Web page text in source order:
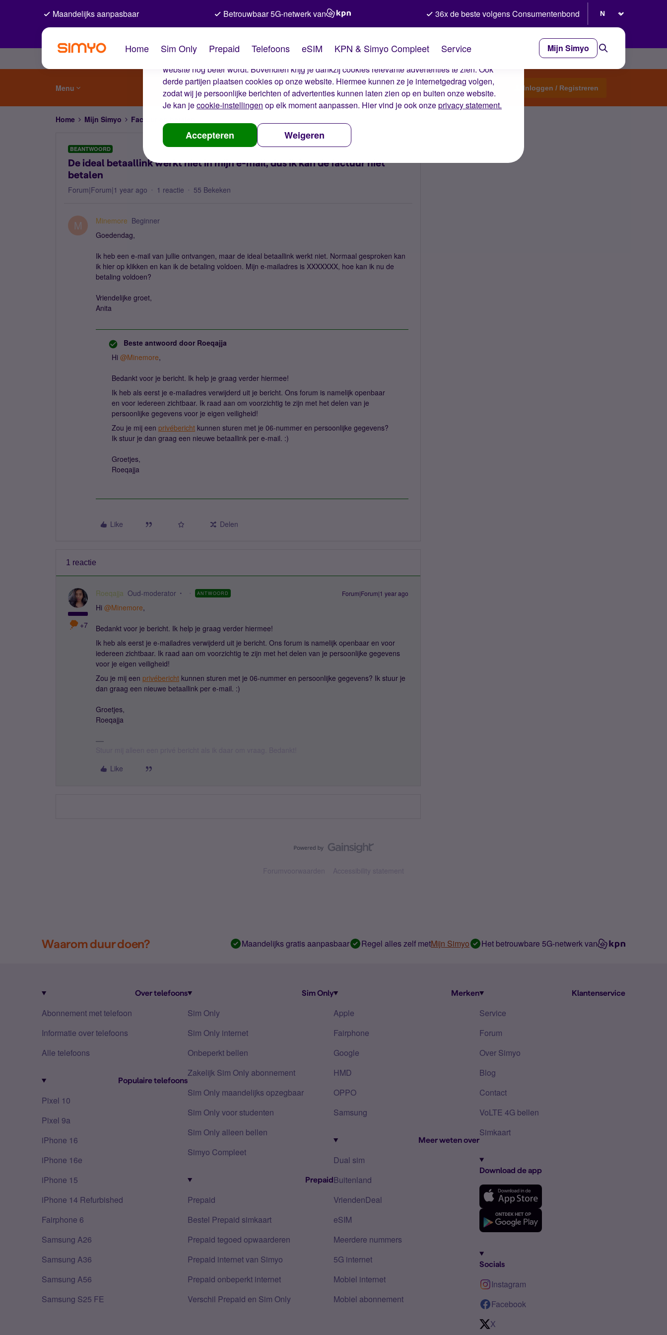
De cookies van Simyo
Wij gebruiken cookies op onze website. Met deze cookies zorgen wij ervoor dat je ervaring op de
website nog beter wordt. Bovendien krijg je dankzij cookies relevante advertenties te zien. Ook
derde partijen plaatsen cookies op onze website. Hiermee kunnen ze je internetgedrag volgen,
zodat wij je persoonlijke berichten of advertenties kunnen laten zien op en buiten onze website.
Je kan jecookie-instellingen op elk moment aanpassen. Hier vind je ook onzeprivacy statement.
Accepteren Weigeren
Maandelijks aanpasbaar Betrouwbaar 5G-netwerk van 36x de beste volgens Consumentenbond
Home Sim Only Prepaid Telefoons eSIM KPN & Simyo Compleet Service Mijn Simyo
Menu Start een topic Inloggen / Registreren
Home Mijn Simyo Factuur en betalen
BEANTWOORD
De ideal betaallink werkt niet in mijn e-mail, dus ik kan de factuur niet
betalen
Forum|Forum|1 year ago 1 reactie 55 Bekeken
M Minemore Beginner
Goedendag,
Ik heb een e-mail van jullie ontvangen, maar de ideal betaallink werkt niet. Normaal gesproken kan
ik hier op klikken en kan ik de betaling voldoen. Mijn e-mailadres is XXXXXXX, hoe kan ik nu de
betaling voldoen?
Vriendelijke groet,
Anita
Beste antwoord door Roeqajja
Hi ​ @Minemore,
Bedankt voor je bericht. Ik help je graag verder hiermee!
Ik heb als eerst je e-mailadres verwijderd uit je bericht. Ons forum is namelijk openbaar
en voor iedereen zichtbaar. Ik raad aan om voorzichtig te zijn met het delen van je
persoonlijke gegevens voor je eigen veiligheid!
Zou je mij een privébericht kunnen sturen met je 06-nummer en persoonlijke gegevens?
Ik stuur je dan graag een nieuwe betaallink per e-mail. :)
Groetjes,
Roeqajja
Like Delen
1 reactie
+7
Roeqajja Oud-moderator ANTWOORD Forum|Forum|1 year ago
Hi ​ @Minemore,
Bedankt voor je bericht. Ik help je graag verder hiermee!
Ik heb als eerst je e-mailadres verwijderd uit je bericht. Ons forum is namelijk openbaar en voor
iedereen zichtbaar. Ik raad aan om voorzichtig te zijn met het delen van je persoonlijke gegevens
voor je eigen veiligheid!
Zou je mij een privébericht kunnen sturen met je 06-nummer en persoonlijke gegevens? Ik stuur je
dan graag een nieuwe betaallink per e-mail. :)
Groetjes,
Roeqajja
Like
Forumvoorwaarden Accessibility statement
Waarom duur doen? Maandelijks gratis aanpasbaar Regel alles zelf metMijn Simyo Het betrouwbare 5G-netwerk van
Over telefoons
Abonnement met telefoon
Informatie over telefoons
Alle telefoons
Populaire telefoons
Pixel 10
Pixel 9a
iPhone 16
iPhone 16e
iPhone 15
iPhone 14 Refurbished
Fairphone 6
Samsung A26
Samsung A36
Samsung A56
Samsung S25 FE
Sim Only
Sim Only
Sim Only internet
Onbeperkt bellen
Zakelijk Sim Only abonnement
Sim Only maandelijks opzegbaar
Sim Only voor studenten
Sim Only alleen bellen
Simyo Compleet
Prepaid
Prepaid
Bestel Prepaid simkaart
Prepaid tegoed opwaarderen
Prepaid internet van Simyo
Prepaid onbeperkt internet
Verschil Prepaid en Sim Only
Merken
Apple
Fairphone
Google
HMD
OPPO
Samsung
Meer weten over
Dual sim
Buitenland
VriendenDeal
eSIM
Meerdere nummers
5G internet
Mobiel internet
Mobiel abonnement
Klantenservice
Service
Forum
Over Simyo
Blog
Contact
VoLTE 4G bellen
Simkaart
Download de app
Socials
Instagram
Facebook
X